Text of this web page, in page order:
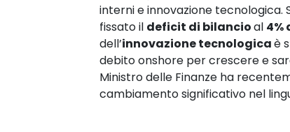
interni e innovazione tecnologica.
fissato il deficit di bilancioal 4%
dell’innovazione tecnologicaè
debito onshore per crescere e
Ministro delle Finanze ha
cambiamento significativo nel